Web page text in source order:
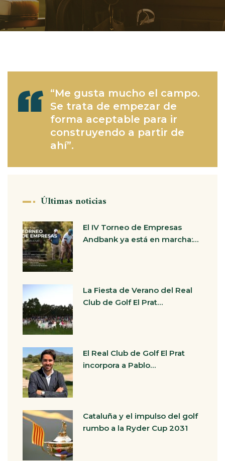
“Me gusta mucho el campo.
Se trata de empezar de
forma aceptable para ir
construyendo a partir de
ahí”.
Últimas noticias
El IV Torneo de Empresas
Andbank ya está en marcha:…
La Fiesta de Verano del Real
Club de Golf El Prat…
El Real Club de Golf El Prat
incorpora a Pablo…
Cataluña y el impulso del golf
rumbo a la Ryder Cup 2031